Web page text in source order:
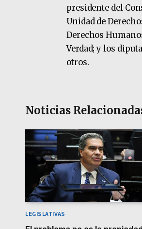
presidente del
Unidad de
Derechos
Verdad; y los
otros.
Noticias
LEGISLATIVAS